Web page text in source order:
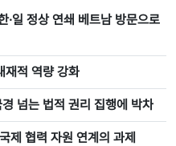
일 정상 연쇄 베트남 방문으로
재적 역량 강화
넘는 법적 권리 집행에 박차
제 협력 자원 연계의 과제